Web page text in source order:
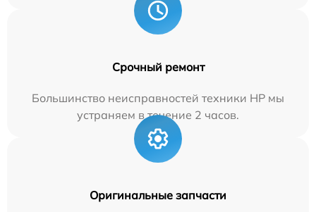
Срочный ремонт
Большинство неисправностей техники HP мы
устраняем в течение 2 часов.
Оригинальные запчасти